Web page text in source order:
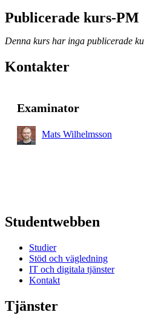
Publicerade kurs-PM
Denna kurs har inga publicerade
Kontakter
Examinator
Mats Wilhelmsson
Studentwebben
Studier
Stöd och vägledning
IT och digitala tjänster
Kontakt
Tjänster